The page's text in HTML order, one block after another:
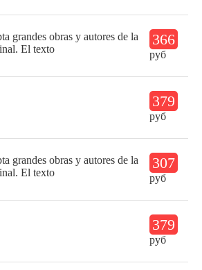
grandes obras y autores de la
El texto
366
руб
379
руб
grandes obras y autores de la
El texto
307
руб
379
руб